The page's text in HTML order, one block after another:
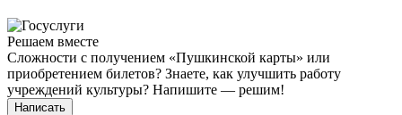
Решаем вместе
Сложности с получением «Пушкинской карты» или
приобретением билетов? Знаете, как улучшить работу
учреждений культуры? Напишите — решим!
Написать